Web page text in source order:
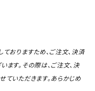
おりますため、ご注文、決済
す。その際は、ご注文、決
いただきます。あらかじめ